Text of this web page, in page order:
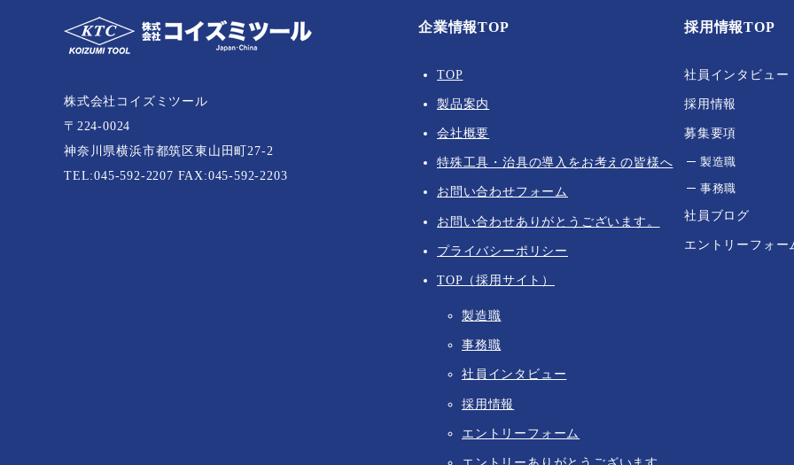
株式会社コイズミツール
〒224-0024
神奈川県横浜市都筑区東山田町27-2
TEL:045-592-2207 FAX:045-592-2203
企業情報TOP
TOP
製品案内
会社概要
特殊工具・治具の導入をお考えの皆様へ
お問い合わせフォーム
お問い合わせありがとうございます。
プライバシーポリシー
TOP（採用サイト）
製造職
事務職
社員インタビュー
採用情報
エントリーフォーム
採用情報TOP
社員インタビュー
採用情報
募集要項
製造職
事務職
社員ブログ
エントリーフォー